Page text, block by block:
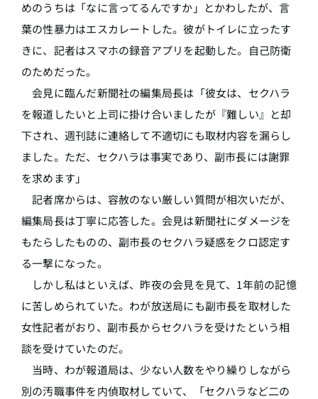
めのうちは「なに言ってるんですか」とかわしたが、言
葉の性暴力はエスカレートした。彼がトイレに立ったす
きに、記者はスマホの録音アプリを起動した。自己防衛
のためだった。
会見に臨んだ新聞社の編集局長は「彼女は、セクハラ
を報道したいと上司に掛け合いましたが『難しい』と却
下され、週刊誌に連絡して不適切にも取材内容を漏らし
ました。ただ、セクハラは事実であり、副市長には謝罪
を求めます」
記者席からは、容赦のない厳しい質問が相次いだが、
編集局長は丁寧に応答した。会見は新聞社にダメージを
もたらしたものの、副市長のセクハラ疑惑をクロ認定す
る一撃になった。
しかし私はといえば、昨夜の会見を見て、1年前の記憶
に苦しめられていた。わが放送局にも副市長を取材した
女性記者がおり、副市長からセクハラを受けたという相
談を受けていたのだ。
当時、わが報道局は、少ない人数をやり繰りしながら
別の汚職事件を内偵取材していて、「セクハラなど二の